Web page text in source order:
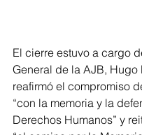
El cierre estuvo a cargo
General de la AJB, Hugo
reafirmó el compromiso
“con la memoria y la
Derechos Humanos” y